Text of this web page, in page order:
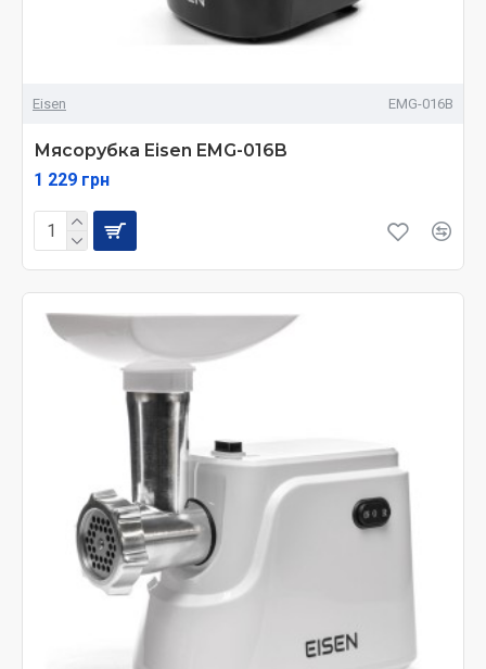
Eisen EMG-016B
Мясорубка Eisen EMG-016B
1 229 грн